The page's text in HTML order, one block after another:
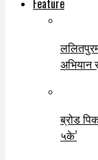
Feature
अभियान
ब्रोड
५के’